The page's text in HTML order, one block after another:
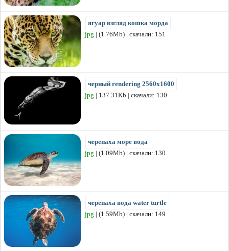
ягуар взгляд кошка морда
jpg | (1.76Mb) | скачали: 151
черный rendering 2560x1600
jpg | 137.31Kb | скачали: 130
черепаха море вода
jpg | (1.09Mb) | скачали: 130
черепаха вода water turtle
jpg | (1.59Mb) | скачали: 149